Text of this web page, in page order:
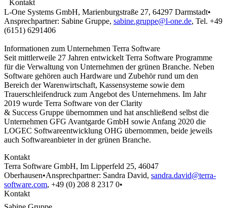
Kontakt
L-One Systems GmbH, Marienburgstraße 27, 64297 Darmstadt•
Ansprechpartner: Sabine Gruppe, sabine.gruppe@l-one.de, Tel. +49
(6151) 6291406
Informationen zum Unternehmen Terra Software
Seit mittlerweile 27 Jahren entwickelt Terra Software Programme
für die Verwaltung von Unternehmen der grünen Branche. Neben
Software gehören auch Hardware und Zubehör rund um den
Bereich der Warenwirtschaft, Kassensysteme sowie dem
Trauerschleifendruck zum Angebot des Unternehmens. Im Jahr
2019 wurde Terra Software von der Clarity
& Success Gruppe übernommen und hat anschließend selbst die
Unternehmen GFG Avantgarde GmbH sowie Anfang 2020 die
LOGEC Softwareentwicklung OHG übernommen, beide jeweils
auch Softwareanbieter in der grünen Branche.
Kontakt
Terra Software GmbH, Im Lipperfeld 25, 46047
Oberhausen•Ansprechpartner: Sandra David, sandra.david@terra-
software.com, +49 (0) 208 8 2317 0•
Kontakt